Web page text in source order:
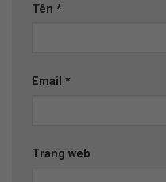
Tên *
Email *
Trang web